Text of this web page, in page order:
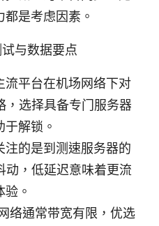
是考虑因素。
与数据要点
流平台在机场网络下对
，选择具备专门服务器
解锁。
的是到测速服务器的
动，低延迟意味着更流
。
络通常带宽有限，优选